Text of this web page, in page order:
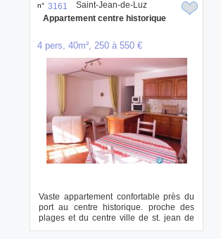
n° 3161
Appartement centre historique
4 pers, 40m², 250 à 550 €
Vaste appartement confortable près du
port au centre historique. proche des
plages et du centre ville de st. jean de
lu...
Saint-Jean-de-Luz